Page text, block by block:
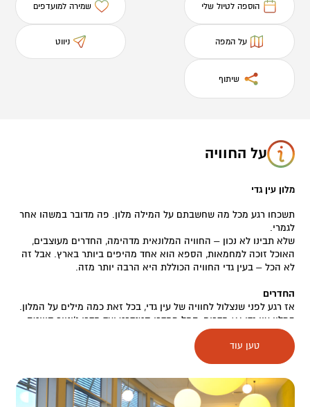
הוספה לטיול שלי שמירה למועדפים
על המפה ניווט
שיתוף
על החוויה
מלון עין גדי
תשכחו רגע מכל מה שחשבתם על המילה מלון. פה מדובר במשהו אחר
לגמרי.
שלא תבינו לא נכון – החוויה המלונאית מדהימה, החדרים מעוצבים,
האוכל זוכה למחמאות, הספא הוא אחד מהיפים ביותר בארץ. אבל זה
לא הכל – בעין גדי החוויה הכוללת היא הרבה יותר מזה.
החדרים
אז רגע לפני שנצלול לחוויה של עין גדי, בכל זאת כמה מילים על המלון.
במלון עין גדי 166 חדרים, החל מחדרי סטנדרט ועד חדרי ג'וניור סוויטה
ודלוקס יוקרתיים, כך שכל אחד יכול למצוא את החדר המתאים לו. דבר
אחד משותף לכל חדרי המלון – הם כולם פרושים בתוך גן בוטני יפיפה,
עם הרבה מרווח ושטח פתוח בין המבנים, ולכל החדרים יש מרפסת
שסביבכם. אם יש לכם ילדים, הם בטח ישמחו לרוץ על הדשאים, לחקור
את הבאובב, לשחק במתקני המשחקים ובמיני גולף המפורסם, בעוד
טען עוד